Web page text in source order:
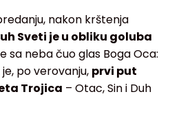
nakon krštenja
Sveti je u obliku goluba
sa neba čuo glas Boga Oca:
je, po verovanju, prvi put
Trojica – Otac, Sin i Duh